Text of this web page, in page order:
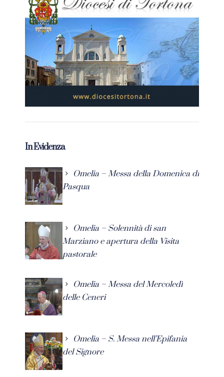
In Evidenza
Omelia – Messa della Domenica di
Pasqua
Omelia – Solennità di san
Marziano e apertura della Visita
pastorale
Omelia – Messa del Mercoledì
delle Ceneri
Omelia – S. Messa nell’Epifania
del Signore